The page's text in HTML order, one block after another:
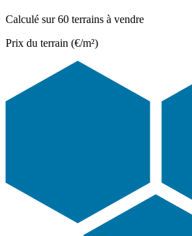
Calculé sur 60 terrains à vendre
Prix du terrain (€/m²)